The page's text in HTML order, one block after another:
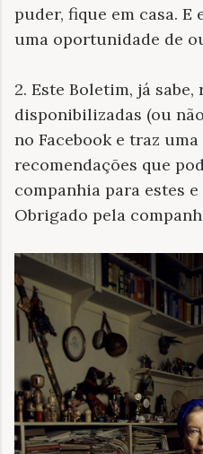
puder, fique em casa. E
uma oportunidade de
2. Este Boletim, já
disponibilizadas (ou
no Facebook e traz
recomendações que
companhia para estes
Obrigado pela